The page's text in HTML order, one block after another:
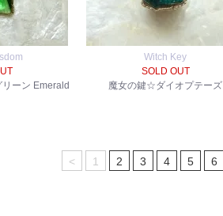
ーン Emerald
Witch Key
SOLD OUT
魔女の鍵☆ダイオプテーズ
< 1 2 3 4 5 6